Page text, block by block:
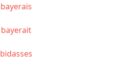
bayerais
bayerait
bidasses